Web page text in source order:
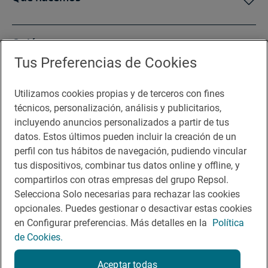
Quiénes somos
Sala de prensa
Te puede interesar
Aviso legal
Contacto
Normas participación en RRSS
Tus Preferencias de Cookies
Utilizamos cookies propias y de terceros con fines
técnicos, personalización, análisis y publicitarios,
incluyendo anuncios personalizados a partir de tus
datos. Estos últimos pueden incluir la creación de un
perfil con tus hábitos de navegación, pudiendo vincular
tus dispositivos, combinar tus datos online y offline, y
compartirlos con otras empresas del grupo Repsol.
Selecciona Solo necesarias para rechazar las cookies
opcionales. Puedes gestionar o desactivar estas cookies
en Configurar preferencias. Más detalles en la Política
de Cookies.
Aceptar todas